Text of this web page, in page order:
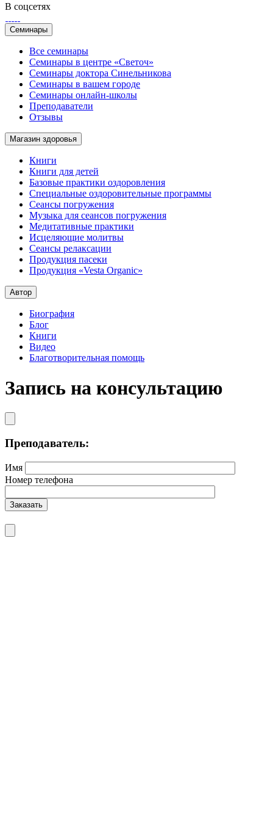
В соцсетях
Семинары
Все семинары
Семинары в центре «Светоч»
Семинары доктора Синельникова
Семинары в вашем городе
Семинары онлайн-школы
Преподаватели
Отзывы
Магазин здоровья
Книги
Книги для детей
Базовые практики оздоровления
Специальные оздоровительные программы
Сеансы погружения
Музыка для сеансов погружения
Медитативные практики
Исцеляющие молитвы
Сеансы релаксации
Продукция пасеки
Продукция «Vesta Organic»
Автор
Биография
Блог
Книги
Видео
Благотворительная помощь
Запись на консультацию
Преподаватель:
Имя
Номер телефона
Заказать